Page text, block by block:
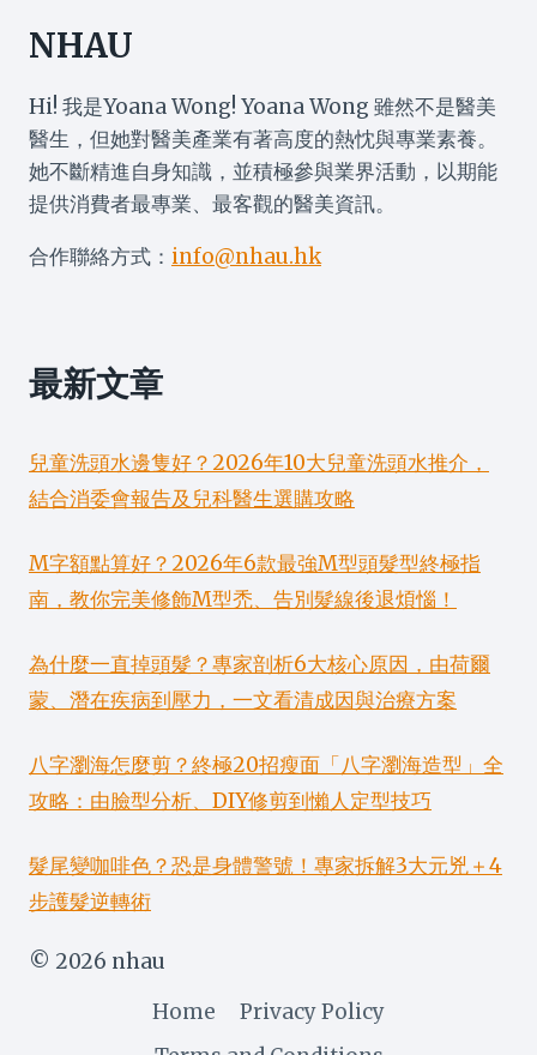
NHAU
Hi! 我是Yoana Wong! Yoana Wong 雖然不是醫美
醫生，但她對醫美產業有著高度的熱忱與專業素養。
她不斷精進自身知識，並積極參與業界活動，以期能
提供消費者最專業、最客觀的醫美資訊。
合作聯絡方式： info@nhau.hk
最新文章
兒童洗頭水邊隻好？2026年10大兒童洗頭水推介，
結合消委會報告及兒科醫生選購攻略
M字額點算好？2026年6款最強M型頭髮型終極指
南，教你完美修飾M型禿、告別髮線後退煩惱！
為什麼一直掉頭髮？專家剖析6大核心原因，由荷爾
蒙、潛在疾病到壓力，一文看清成因與治療方案
八字瀏海怎麼剪？終極20招瘦面「八字瀏海造型」全
攻略：由臉型分析、DIY修剪到懶人定型技巧
髮尾變咖啡色？恐是身體警號！專家拆解3大元兇＋4
步護髮逆轉術
© 2026 nhau
Home
Privacy Policy